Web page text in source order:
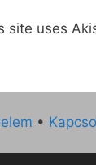
site uses
•